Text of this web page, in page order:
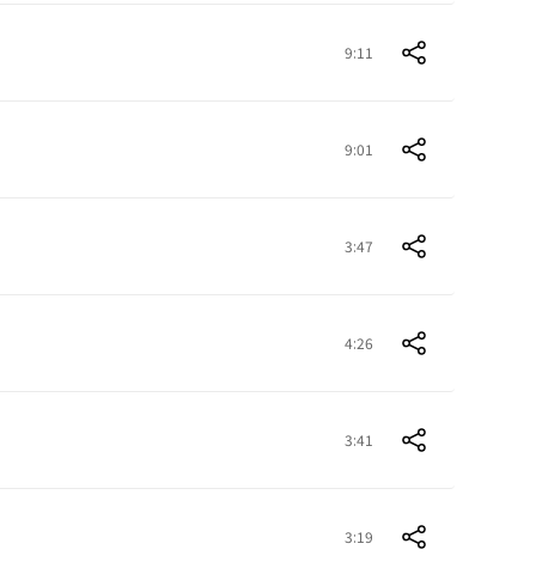
9:11
9:01
3:47
4:26
3:41
3:19